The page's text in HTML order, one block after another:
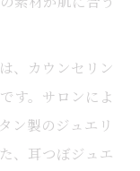
、カウンセリン
す。サロンによ
ン製のジュエリ
、耳つぼジュエ